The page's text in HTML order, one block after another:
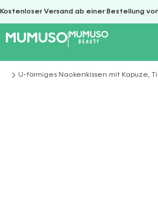
Kostenloser Versand ab einer Bestellung
Sie befinden sich hier:
U-förmiges Nackenkissen mit Kapuze,